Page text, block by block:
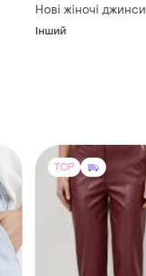
Нові жіночі джинси
Інший
TOP